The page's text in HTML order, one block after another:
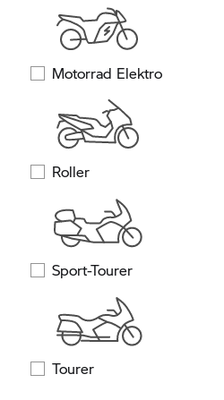
Motorrad Elektro
Roller
Sport-Tourer
Tourer